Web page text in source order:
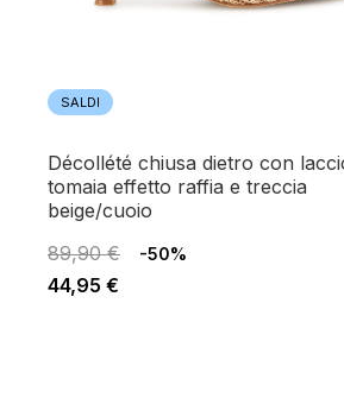
SALDI
décollété chiusa dietro con laccio
tomaia effetto raffia e treccia
beige/cuoio
89,90 €
-50%
44,95 €